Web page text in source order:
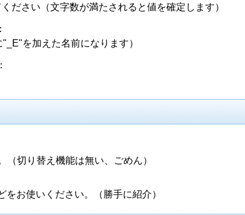
ださい（文字数が満たされると値を確定します）
を加えた名前になります）
切り替え機能は無い、ごめん）
をお使いください。（勝手に紹介）